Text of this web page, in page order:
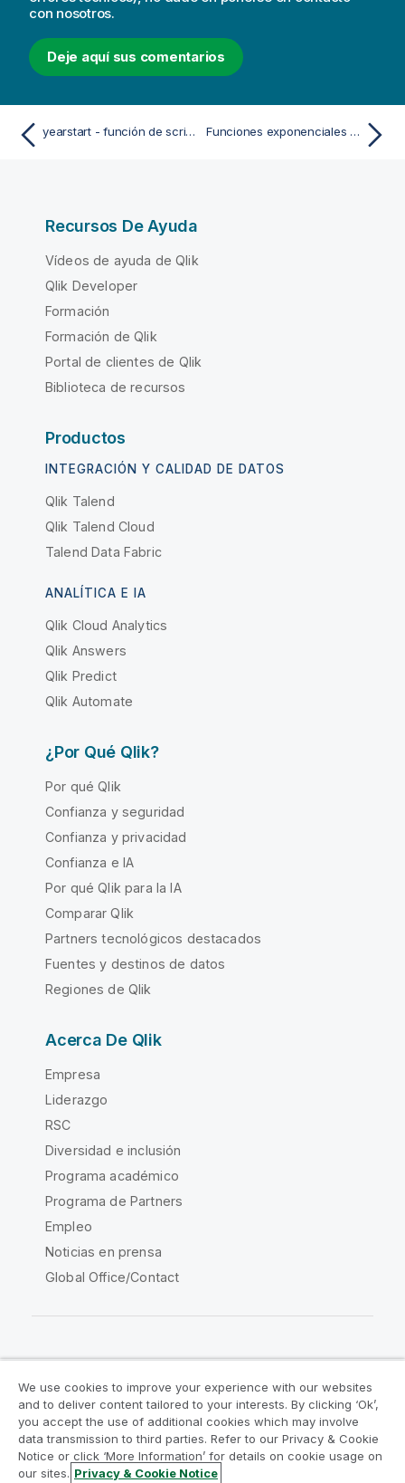
con nosotros.
Deje aquí sus comentarios
yearstart - función de script y de gráfico Funciones exponenciales y logarítmicas
Recursos De Ayuda
Vídeos de ayuda de Qlik
Qlik Developer
Formación
Formación de Qlik
Portal de clientes de Qlik
Biblioteca de recursos
Productos
INTEGRACIÓN Y CALIDAD DE DATOS
Qlik Talend
Qlik Talend Cloud
Talend Data Fabric
ANALÍTICA E IA
Qlik Cloud Analytics
Qlik Answers
Qlik Predict
Qlik Automate
¿Por Qué Qlik?
Por qué Qlik
Confianza y seguridad
Confianza y privacidad
Confianza e IA
Por qué Qlik para la IA
Comparar Qlik
Partners tecnológicos destacados
Fuentes y destinos de datos
Regiones de Qlik
Acerca De Qlik
Empresa
Liderazgo
RSC
Diversidad e inclusión
Programa académico
Programa de Partners
Empleo
Noticias en prensa
Global Office/Contact
Acuerdos legales
Condiciones del producto
Legal Policies
Política legal
Condiciones de uso
Marcas comerciales
We use cookies to improve your experience with our websites
and to deliver content tailored to your interests. By clicking ‘Ok’,
you accept the use of additional cookies which may involve
data transmission to third parties. Refer to our Privacy & Cookie
Notice or click ‘More Information’ for details on cookie usage on
our sites. Privacy & Cookie Notice